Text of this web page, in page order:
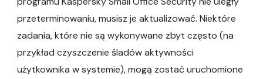
przeterminowaniu, musisz je aktualizować. Niektóre
zadania, które nie są wykonywane zbyt często (na
przykład czyszczenie śladów aktywności
użytkownika w systemie), mogą zostać uruchomione